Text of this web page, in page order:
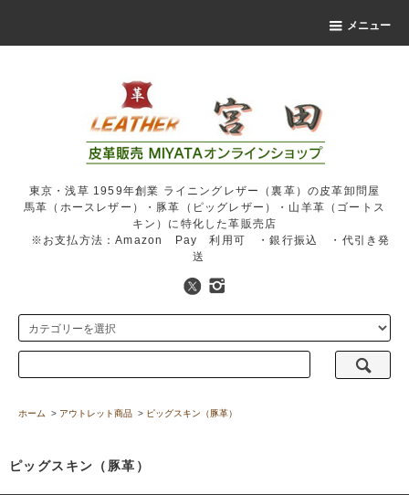
メニュー
東京・浅草 1959年創業 ライニングレザー（裏革）の皮革卸問屋
馬革（ホースレザー）・豚革（ピッグレザー）・山羊革（ゴートス
キン）に特化した革販売店
※お支払方法：Amazon Pay 利用可 ・銀行振込 ・代引き発
送
ホーム > アウトレット商品 > ピッグスキン（豚革）
ピッグスキン（豚革）